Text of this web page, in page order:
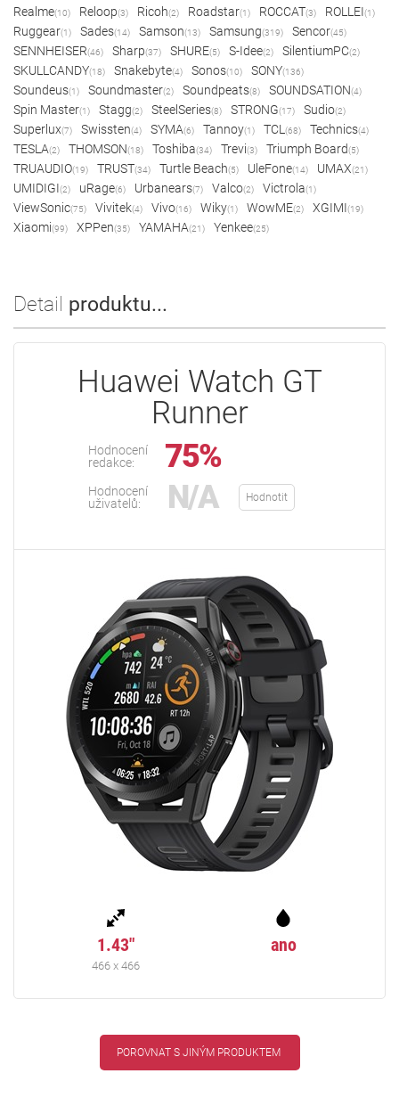
Realme(10) Reloop(3) Ricoh(2) Roadstar(1) ROCCAT(3) ROLLEI(1)
Ruggear(1) Sades(14) Samson(13) Samsung(319) Sencor(45)
SENNHEISER(46) Sharp(37) SHURE(5) S-Idee(2) SilentiumPC(2)
SKULLCANDY(18) Snakebyte(4) Sonos(10) SONY(136)
Soundeus(1) Soundmaster(2) Soundpeats(8) SOUNDSATION(4)
Spin Master(1) Stagg(2) SteelSeries(8) STRONG(17) Sudio(2)
Superlux(7) Swissten(4) SYMA(6) Tannoy(1) TCL (68) Technics(4)
TESLA(2) THOMSON(18) Toshiba(34) Trevi(3) Triumph Board(5)
TRUAUDIO(19) TRUST(34) Turtle Beach(5) UleFone(14) UMAX(21)
UMIDIGI(2) uRage(6) Urbanears(7) Valco(2) Victrola(1)
ViewSonic(75) Vivitek(4) Vivo(16) Wiky(1) WowME(2) XGIMI(19)
Xiaomi(99) XPPen(35) YAMAHA(21) Yenkee(25)
Detail produktu...
Huawei Watch GT
Runner
Hodnocení
redakce:
75%
Hodnocení
uživatelů:
N/A Hodnotit
1.43"
466 x 466
ano
POROVNAT S JINÝM PRODUKTEM